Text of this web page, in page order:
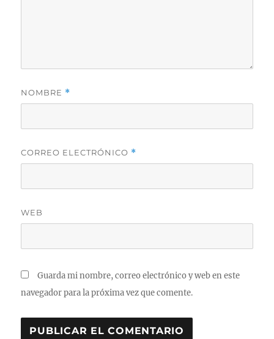
NOMBRE *
CORREO ELECTRÓNICO *
WEB
Guarda mi nombre, correo electrónico y web en este
navegador para la próxima vez que comente.